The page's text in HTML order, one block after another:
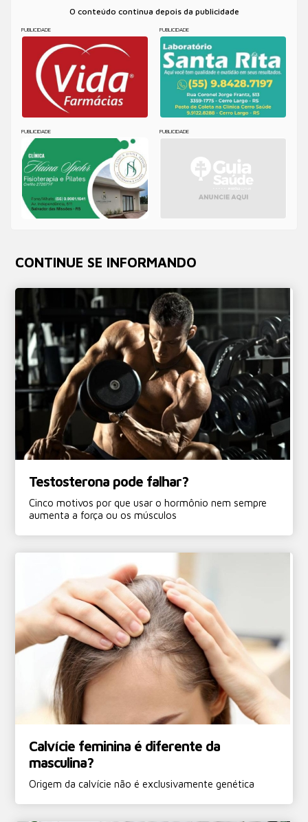
O conteúdo continua depois da publicidade
PUBLICIDADE PUBLICIDADE
PUBLICIDADE PUBLICIDADE
CONTINUE SE INFORMANDO
Testosterona pode falhar?
Cinco motivos por que usar o hormônio nem sempre
aumenta a força ou os músculos
Calvície feminina é diferente da
masculina?
Origem da calvície não é exclusivamente genética